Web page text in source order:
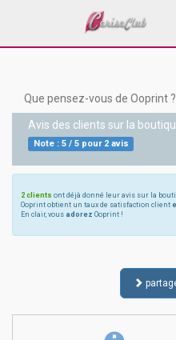
Que pensez-vous de Ooprint ?
Avis des clients sur la
Note : 5/ 5pour 2avis
2 clients ont déjà donné leur avis sur la
Ooprint obtient un taux de satisfaction client
En clair, vous adorez Ooprint !